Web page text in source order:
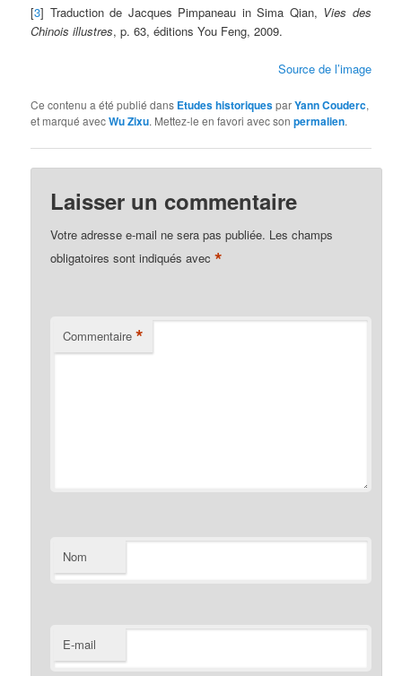
[3] Traduction de Jacques Pimpaneau in Sima Qian, Vies des
Chinois illustres, p. 63, éditions You Feng, 2009.
Source de l’image
Ce contenu a été publié dans Etudes historiquesparYann Couderc,
et marqué avecWu Zixu. Mettez-le en favori avec sonpermalien.
Laisser un commentaire
Votre adresse e-mail ne sera pas publiée. Les champs
obligatoires sont indiqués avec*
Commentaire *
Nom
E-mail